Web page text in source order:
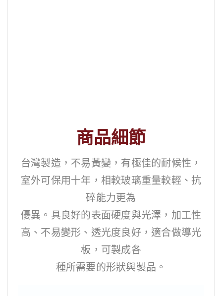
商品細節
台灣製造，不易黃變，有極佳的耐候性，
室外可保用十年，相較玻璃重量較輕、抗
碎能力更為
優異。具良好的表面硬度與光澤，加工性
高、不易變形、透光度良好，適合做導光
板，可製成各
種所需要的形狀與製品。